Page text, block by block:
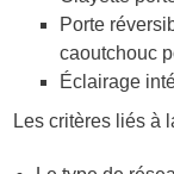
Porte
caoutchouc
Éclairage
Les critères liés à